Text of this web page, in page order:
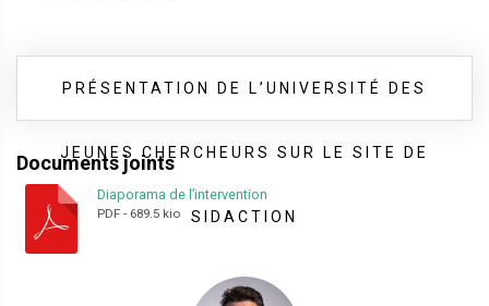
PRÉSENTATION DE L’UNIVERSITÉ DES
JEUNES CHERCHEURS SUR LE SITE DE
SIDACTION
Documents joints
Diaporama de l’intervention
PDF - 689.5 kio